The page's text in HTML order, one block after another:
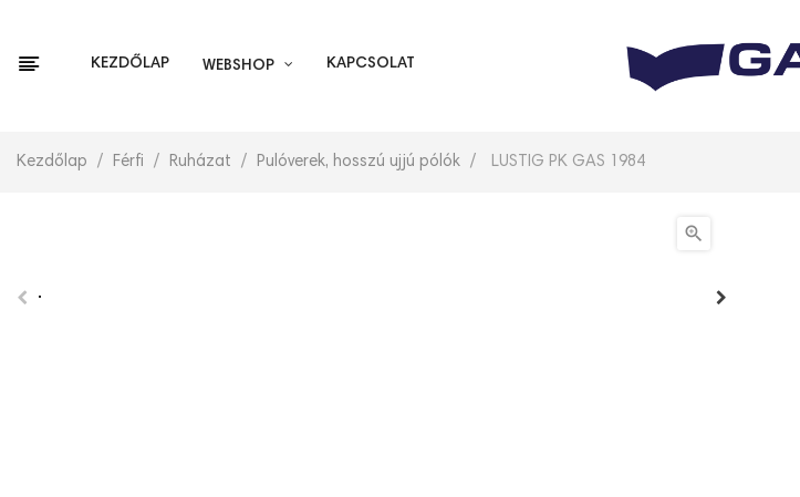
KEZDŐLAP WEBSHOP KAPCSOLAT
Kezdőlap Férfi Ruházat Pulóverek, hosszú ujjú pólók LUSTIG PK GAS 1984
